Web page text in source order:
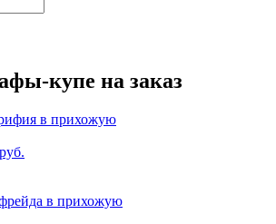
купе на заказ
в прихожую
руб.
в прихожую